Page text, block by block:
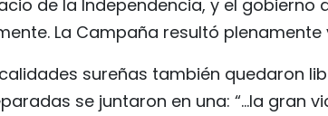
de la Independencia, y el gobierno
La Campaña resultó plenamente
sureñas también quedaron
se juntaron en una: “...la gran